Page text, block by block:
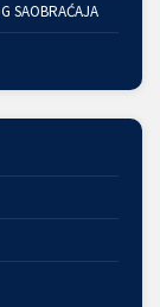
SAOBRAĆAJA